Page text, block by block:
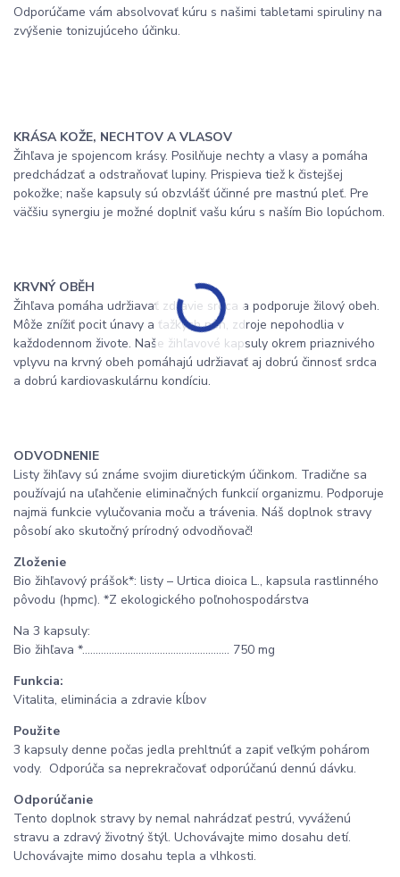
Odporúčame vám absolvovať kúru s našimi tabletami spiruliny na
zvýšenie tonizujúceho účinku.
KRÁSA KOŽE, NECHTOV A VLASOV
Žihľava je spojencom krásy. Posilňuje nechty a vlasy a pomáha
predchádzať a odstraňovať lupiny. Prispieva tiež k čistejšej
pokožke; naše kapsuly sú obzvlášť účinné pre mastnú pleť. Pre
väčšiu synergiu je možné doplniť vašu kúru s naším Bio lopúchom.
KRVNÝ OBĚH
Žihľava pomáha udržiavať zdravie srdca a podporuje žilový obeh.
Môže znížiť pocit únavy a ťažkých nôh, zdroje nepohodlia v
každodennom živote. Naše žihľavové kapsuly okrem priaznivého
vplyvu na krvný obeh pomáhajú udržiavať aj dobrú činnosť srdca
a dobrú kardiovaskulárnu kondíciu.
ODVODNENIE
Listy žihľavy sú známe svojim diuretickým účinkom. Tradične sa
používajú na uľahčenie eliminačných funkcií organizmu. Podporuje
najmä funkcie vylučovania moču a trávenia. Náš doplnok stravy
pôsobí ako skutočný prírodný odvodňovač!
Zloženie
Bio žihľavový prášok*: listy – Urtica dioica L., kapsula rastlinného
pôvodu (hpmc). *Z ekologického poľnohospodárstva
Na 3 kapsuly:
Bio žihľava *…………………..………………..………… 750 mg
Funkcia:
Vitalita, eliminácia a zdravie kĺbov
Použite
3 kapsuly denne počas jedla prehltnúť a zapiť veľkým pohárom
vody. Odporúča sa neprekračovať odporúčanú dennú dávku.
Odporúčanie
Tento doplnok stravy by nemal nahrádzať pestrú, vyváženú
stravu a zdravý životný štýl. Uchovávajte mimo dosahu detí.
Uchovávajte mimo dosahu tepla a vlhkosti.